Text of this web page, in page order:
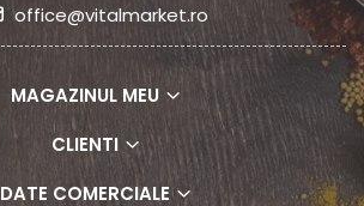
office@vitalmarket.ro
MAGAZINUL MEU
CLIENTI
DATE COMERCIALE